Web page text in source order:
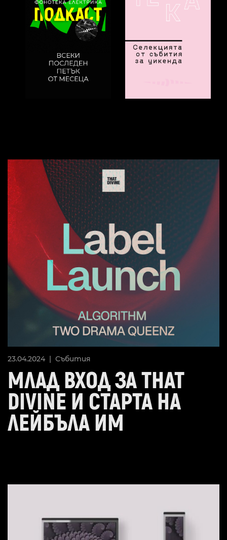
23.04.2024 | Събития
МЛАД ВХОД ЗА THAT
DIVINE И СТАРТА НА
ЛЕЙБЪЛА ИМ